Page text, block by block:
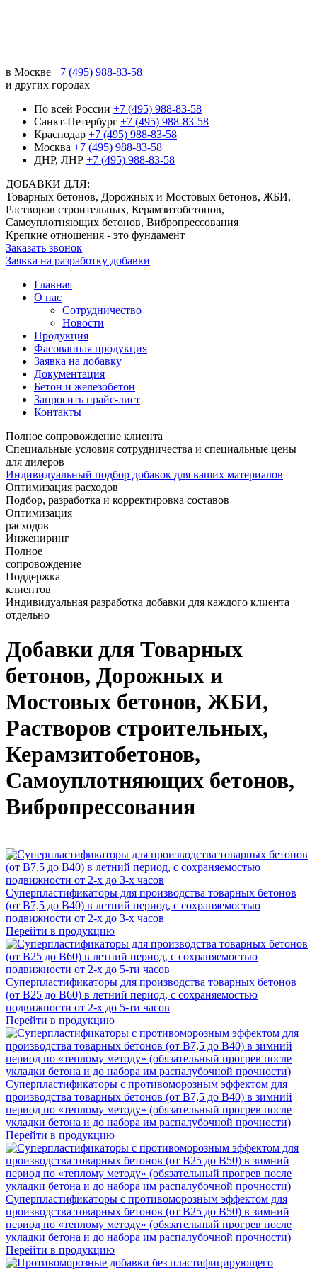
в Москве +7 (495) 988-83-58
и других городах
По всей России +7 (495) 988-83-58
Санкт-Петербург +7 (495) 988-83-58
Краснодар +7 (495) 988-83-58
Москва +7 (495) 988-83-58
ДНР, ЛНР +7 (495) 988-83-58
ДОБАВКИ ДЛЯ:
Товарных бетонов, Дорожных и Мостовых бетонов, ЖБИ,
Растворов строительных, Керамзитобетонов,
Самоуплотняющих бетонов, Вибропрессования
Крепкие отношения - это фундамент
Заказать звонок
Заявка на разработку добавки
Главная
О нас
Сотрудничество
Новости
Продукция
Фасованная продукция
Заявка на добавку
Документация
Бетон и железобетон
Запросить прайс-лист
Контакты
Полное сопровождение клиента
Специальные условия сотрудничества и специальные цены
для дилеров
Индивидуальный подбор добавок для ваших материалов
Оптимизация расходов
Подбор, разработка и корректировка составов
Оптимизация
расходов
Инжениринг
Полное
сопровождение
Поддержка
клиентов
Индивидуальная разработка добавки для каждого клиента
отдельно
Добавки для Товарных
бетонов, Дорожных и
Мостовых бетонов, ЖБИ,
Растворов строительных,
Керамзитобетонов,
Самоуплотняющих бетонов,
Вибропрессования
Суперпластификаторы для производства товарных бетонов
(от В7,5 до В40) в летний период, с сохраняемостью
подвижности от 2-х до 3-х часов
Перейти в продукцию
Суперпластификаторы для производства товарных бетонов
(от В25 до В60) в летний период, с сохраняемостью
подвижности от 2-х до 5-ти часов
Перейти в продукцию
Суперпластификаторы с противоморозным эффектом для
производства товарных бетонов (от В7,5 до В40) в зимний
период по «теплому методу» (обязательный прогрев после
укладки бетона и до набора им распалубочной прочности)
Перейти в продукцию
Суперпластификаторы с противоморозным эффектом для
производства товарных бетонов (от В25 до В50) в зимний
период по «теплому методу» (обязательный прогрев после
укладки бетона и до набора им распалубочной прочности)
Перейти в продукцию